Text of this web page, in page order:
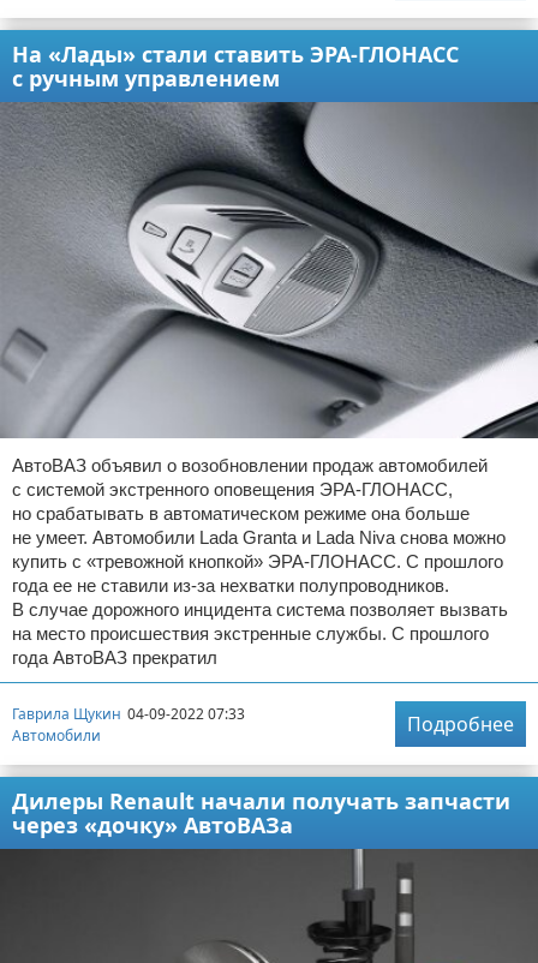
На «Лады» стали ставить ЭРА-ГЛОНАСС
с ручным управлением
АвтоВАЗ объявил о возобновлении продаж автомобилей
с системой экстренного оповещения ЭРА-ГЛОНАСС,
но срабатывать в автоматическом режиме она больше
не умеет. Автомобили Lada Granta и Lada Niva снова можно
купить с «тревожной кнопкой» ЭРА-ГЛОНАСС. С прошлого
года ее не ставили из-за нехватки полупроводников.
В случае дорожного инцидента система позволяет вызвать
на место происшествия экстренные службы. С прошлого
года АвтоВАЗ прекратил
Гаврила Щукин 04-09-2022 07:33
Автомобили
Подробнее
Дилеры Renault начали получать запчасти
через «дочку» АвтоВАЗа